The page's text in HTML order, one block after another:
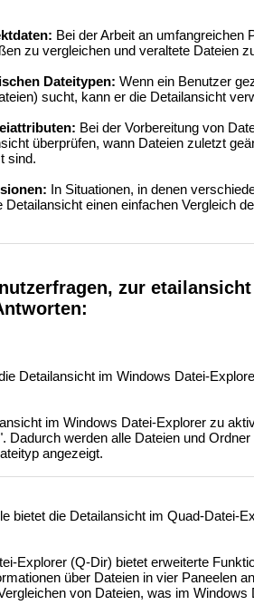
Bei der Arbeit an umfangreichen
zu vergleichen und veraltete Dateien
Dateitypen: Wenn ein Benutzer
sucht, kann er die Detailansicht
Bei der Vorbereitung von
überprüfen, wann Dateien zuletzt
sind.
In Situationen, in denen
Detailansicht einen einfachen Vergleich
zur
Detailansicht im Windows Datei-
im Windows Datei-Explorer zu
Dadurch werden alle Dateien und
angezeigt.
bietet die Detailansicht im Quad-Datei-
Explorer (Q-Dir) bietet erweiterte
über Dateien in vier Paneelen
von Dateien, was im